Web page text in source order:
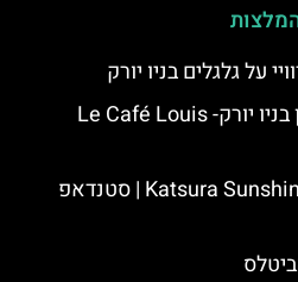
בית הקפה של לואי ויטון בניו יורק- Le Café Louis
כרטיסים ל־Katsura Sunshine's Rakugo | סטנדאפ